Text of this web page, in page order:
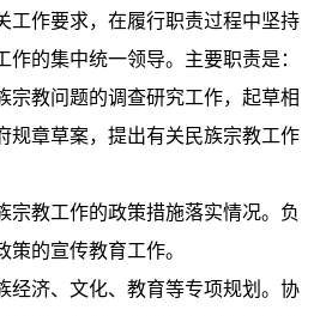
工作要求，在履行职责过程中坚持
的集中统一领导。主要职责是：
宗教问题的调查研究工作，起草相
规章草案，提出有关民族宗教工作
宗教工作的政策措施落实情况。负
的宣传教育工作。
经济、文化、教育等专项规划。协